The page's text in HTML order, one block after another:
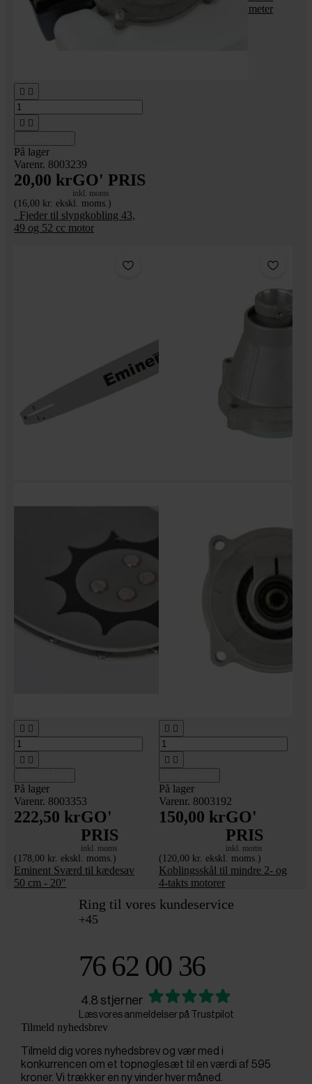
 
 
På lager
Varenr. 8003239
20,00 krGO' PRIS
inkl. moms
(16,00 kr. ekskl. moms.)
_Fjeder til slyngkobling 43,
49 og 52 cc motor
Røggas sensor - 2,5 meter
kabel
 
 
På lager
Varenr. 8003353
222,50 krGO'
PRIS
inkl. moms
(178,00 kr. ekskl. moms.)
Eminent Sværd til kædesav
50 cm - 20"
 
 
På lager
Varenr. 8003192
150,00 krGO'
PRIS
inkl. moms
(120,00 kr. ekskl. moms.)
Koblingsskål til mindre 2- og
4-takts motorer
Ring til vores kundeservice
+45
76 62 00 36
4.8 stjerner
Læs vores anmeldelser på Trustpilot
Tilmeld nyhedsbrev
Tilmeld dig vores nyhedsbrev og vær med i
konkurrencen om et topnøglesæt til en værdi af 595
kroner. Vi trækker en ny vinder hver måned.